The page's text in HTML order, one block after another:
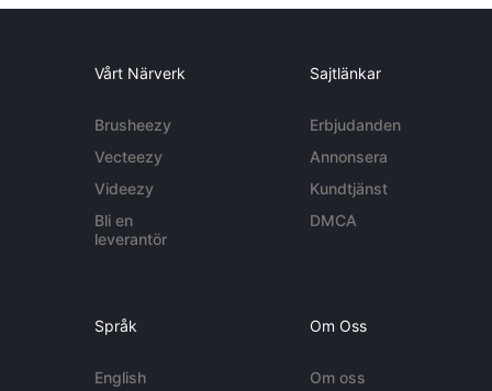
Vårt Närverk
Brusheezy
Vecteezy
Videezy
Bli en
leverantör
Sajtlänkar
Erbjudanden
Annonsera
Kundtjänst
DMCA
Språk
English
Om Oss
Om oss